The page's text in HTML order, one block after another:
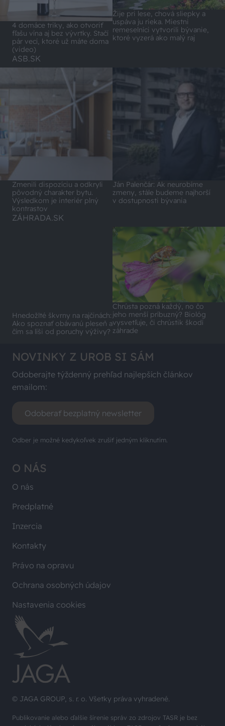
4 domáce triky, ako otvoriť
fľašu vína aj bez vývrtky. Stačí
pár vecí, ktoré už máte doma
(video)
Žije pri lese, chová sliepky a
uspáva ju rieka. Miestni
remeselníci vytvorili bývanie,
ktoré vyzerá ako malý raj
ASB.SK
Zmenili dispozíciu a odkryli
pôvodný charakter bytu.
Výsledkom je interiér plný
kontrastov
Ján Palenčár: Ak neurobíme
zmeny, stále budeme najhorší
v dostupnosti bývania
ZÁHRADA.SK
Ako spoznať obávanú pleseň a
čím sa líši od poruchy výživy?
Chrústa pozná každý, no čo
jeho menší príbuzný? Biológ
vysvetľuje, či chrústik škodí
záhrade
© JAGA GROUP, s. r. o. Všetky práva vyhradené.
Publikovanie alebo ďalšie šírenie správ zo zdrojov TASR je bez
O NÁS
O nás
Predplatné
Inzercia
Kontakty
Právo na opravu
Ochrana osobných údajov
Nastavenia cookies
NOVINKY Z UROB SI SÁM
Odoberajte týždenný prehľad najlepších článkov
emailom:
Odoberať bezplatný newsletter
Odber je možné kedykoľvek zrušiť jedným kliknutím.